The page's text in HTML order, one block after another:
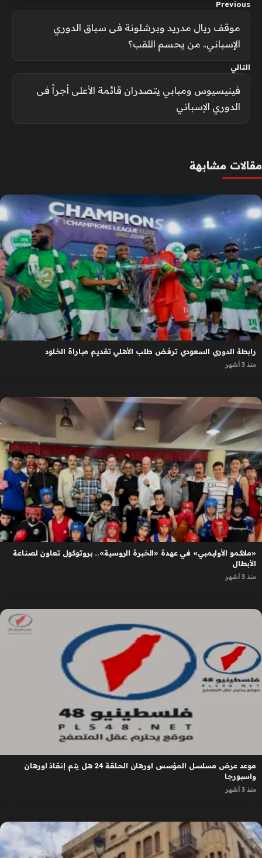
Previous
موقف ريال مدريد وبرشلونة فى سباق الدوري
الإسباني.. من يحسم اللقب؟
التالي
فينيسيوس ومبابي يتصدران قائمة الأعلى أجراً فى
الدوري الإسباني
مقالات مشابهة
رابطة الدوري السعودي ترفض طلب الأهلي تقديم مباراة الخلود
منذ 3 أشهر
«ملاكمو الأوليمبي» في عهدة «الخبرة الروسية».. بروتوكول تعاون لصناعة
الأبطال
منذ 3 أشهر
موعد عرض مسلسل المؤسس اورهان الحلقة 24 هل يتم إنقاذ اورهان
واسبورجا
منذ 3 أشهر